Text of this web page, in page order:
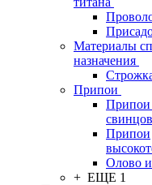
Материалы
назначения
Припои
Припои
Припои
Олово
+ ЕЩЕ 1